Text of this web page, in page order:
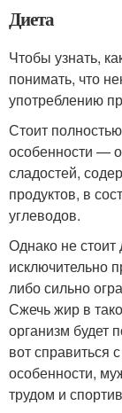
Диета
Чтобы узнать,
понимать, что
употреблению
Стоит
особенности —
сладостей,
продуктов, в
углеводов.
Однако не стоит
исключительно
либо сильно
Сжечь жир в
организм будет
вот справиться
особенности,
трудом и